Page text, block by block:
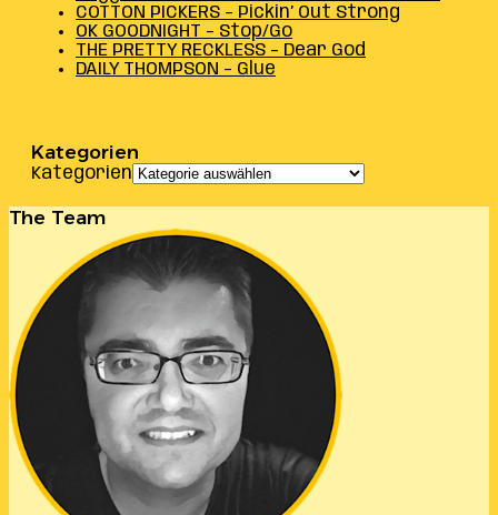
COTTON PICKERS – Pickin’ Out Strong
OK GOODNIGHT – Stop/Go
THE PRETTY RECKLESS – Dear God
DAILY THOMPSON – Glue
Kategorien
Kategorien
The Team